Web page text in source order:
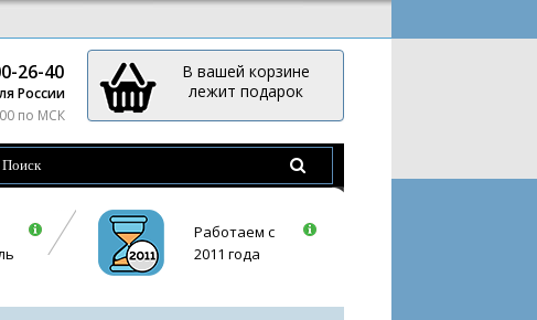
26-40
России
по МСК
В вашей корзине
лежит подарок
Работаем с
2011 года